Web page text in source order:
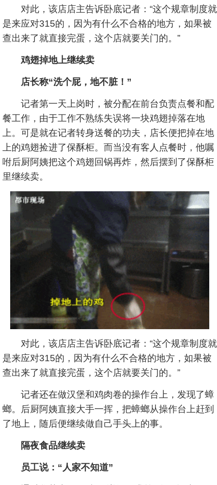
对此，该店店主告诉卧底记者：“这个规章制度就
是来应对315的，因为有什么不合格的地方，如果被
查出来了就直接完蛋，这个店就要关门的。”
鸡翅掉地上继续卖
店长称“洗个屁，地不脏！”
记者第一天上岗时，被分配在前台负责点餐和配
餐工作，由于工作不熟练失误将一块鸡翅掉落在地
上。可是就在记者转身送餐的功夫，店长便把掉在地
上的鸡翅捡进了保酥柜。而当没有客人点餐时，他嘱
咐后厨阿姨把这个鸡翅回锅再炸，然后摆到了保酥柜
里继续卖。
对此，该店店主告诉卧底记者：“这个规章制度就
是来应对315的，因为有什么不合格的地方，如果被
查出来了就直接完蛋，这个店就要关门的。”
记者还在做汉堡和鸡肉卷的操作台上，发现了蟑
螂。后厨阿姨直接大手一挥，把蟑螂从操作台上赶到
了地上，随后便继续做自己手头上的事。
隔夜食品继续卖
员工说：“人家不知道”